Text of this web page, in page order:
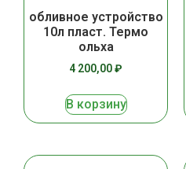
обливное устройство
10л пласт. Термо
ольха
4 200,00₽
В корзину